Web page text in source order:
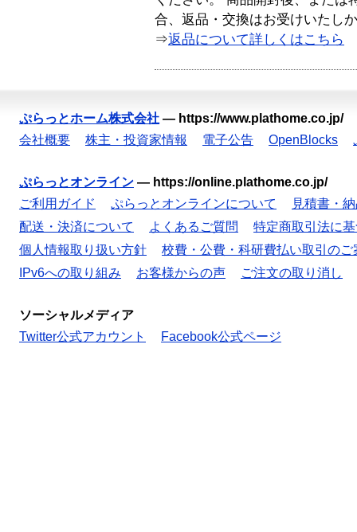
合、返品・交換はお受けいたし
⇒返品について詳しくはこちら
ぷらっとホーム株式会社 — https://www.plathome.co.jp/
会社概要
株主・投資家情報 電子公告 OpenBlocks
ぷらっとオンライン — https://online.plathome.co.jp/
ご利用ガイド
ぷらっとオンラインについて
見積書・
配送・決済について
よくあるご質問
特定商取引法に
個人情報取り扱い方針
校費・公費・科研費払い取引のご
IPv6への取り組み
お客様からの声 ご注文の取り消し
ソーシャルメディア
Twitter公式アカウント
Facebook公式ページ